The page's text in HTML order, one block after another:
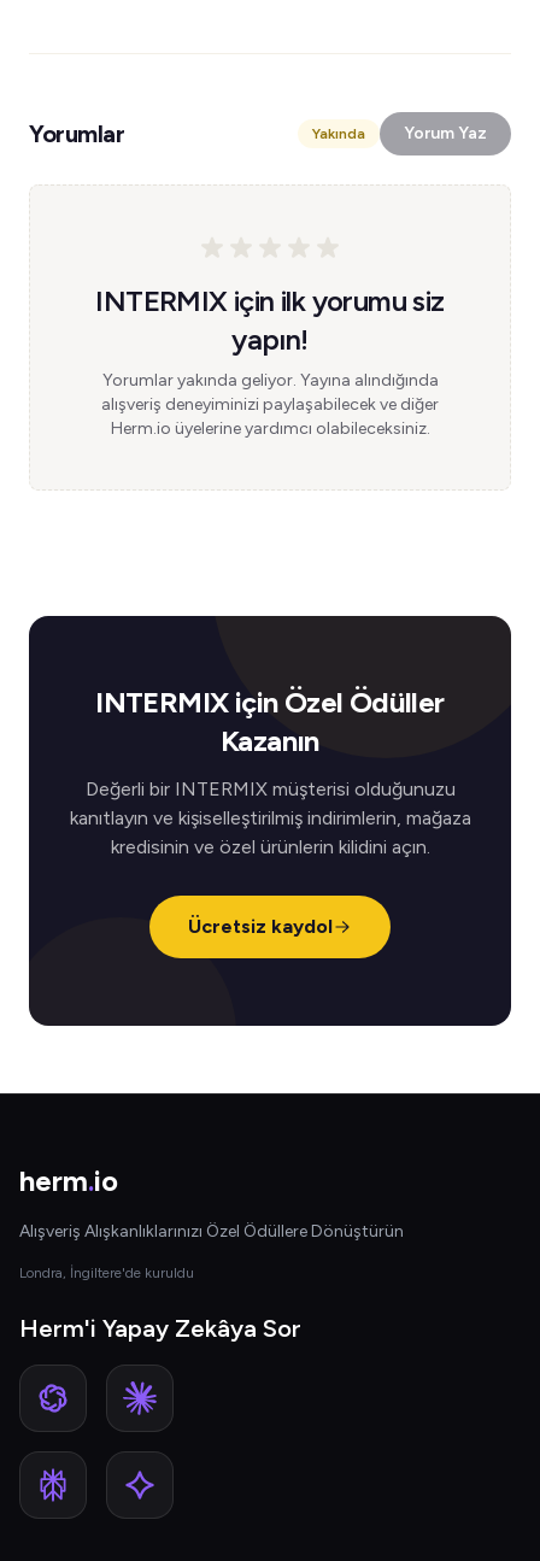
Yorumlar Yakında Yorum Yaz
INTERMIX için ilk yorumu siz
yapın!
Yorumlar yakında geliyor. Yayına alındığında
alışveriş deneyiminizi paylaşabilecek ve diğer
Herm.io üyelerine yardımcı olabileceksiniz.
INTERMIX için Özel Ödüller
Kazanın
Değerli bir INTERMIX müşterisi olduğunuzu
kanıtlayın ve kişiselleştirilmiş indirimlerin, mağaza
kredisinin ve özel ürünlerin kilidini açın.
Ücretsiz kaydol
herm.io
Alışveriş Alışkanlıklarınızı Özel Ödüllere Dönüştürün
Londra, İngiltere'de kuruldu
Herm'i Yapay Zekâya Sor